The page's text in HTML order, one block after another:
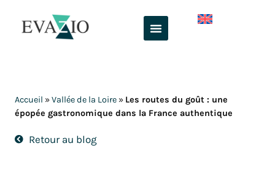
contenu
Accueil »Vallée de la Loire » Les routes du goût : une
épopée gastronomique dans la France authentique
Retour au blog